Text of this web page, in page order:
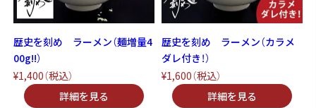
歴史を刻め ラーメン（麺増量4
00g!!）
¥1,400（税込）
歴史を刻め ラーメン（カラメ
ダレ付き！）
¥1,600（税込）